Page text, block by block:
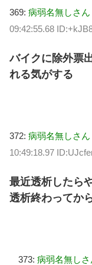
369: 病弱名無しさ
09:42:55.68
バイクに除外票
れる気がする
372: 病弱名無しさん
10:49:18.97
最近透析したら
透析終わってか
373: 病弱名無し